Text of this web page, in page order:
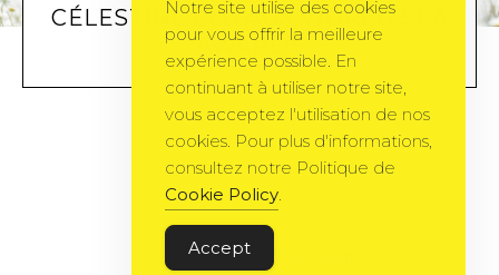
CÉLESTINS ÉLU AUX WORLD SPA
AWARDS
LUXEBYSMS23 6 MARS 2012
Gema Theme
Notre site utilise des cookies
pour vous offrir la meilleure
expérience possible. En
continuant à utiliser notre site,
vous acceptez l'utilisation de nos
cookies. Pour plus d'informations,
consultez notre Politique de
Cookie Policy.
Accept